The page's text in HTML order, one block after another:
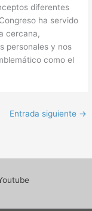
diferentes
ha servido
cercana,
personales y nos
como el
Entrada siguiente →